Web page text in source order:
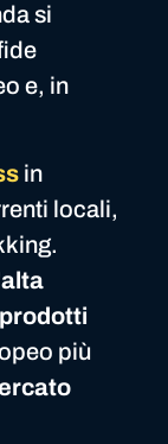
si
e, in
in
locali,
alta
prodotti
più